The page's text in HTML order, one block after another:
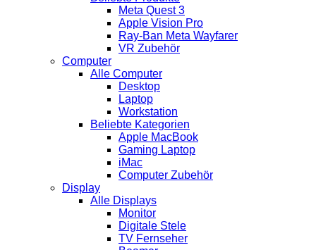
Meta Quest 3
Apple Vision Pro
Ray-Ban Meta Wayfarer
VR Zubehör
Computer
Alle Computer
Desktop
Laptop
Workstation
Beliebte Kategorien
Apple MacBook
Gaming Laptop
iMac
Computer Zubehör
Display
Alle Displays
Monitor
Digitale Stele
TV Fernseher